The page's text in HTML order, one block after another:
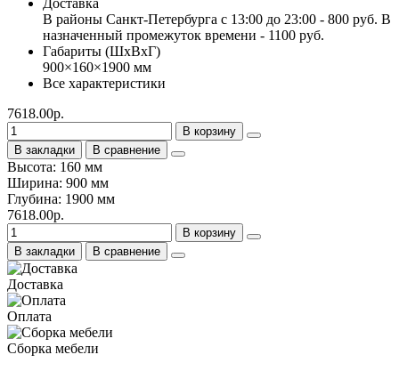
В районы Санкт-Петербурга с 13:00 до 23:00 - 800 руб. В
назначенный промежуток времени - 1100 руб.
Габариты (ШхВхГ)
900×160×1900 мм
Все характеристики
7618.00р.
В корзину
В закладки
В сравнение
Высота: 160 мм
Ширина: 900 мм
Глубина: 1900 мм
7618.00р.
В корзину
В закладки
В сравнение
Доставка
Оплата
Сборка мебели